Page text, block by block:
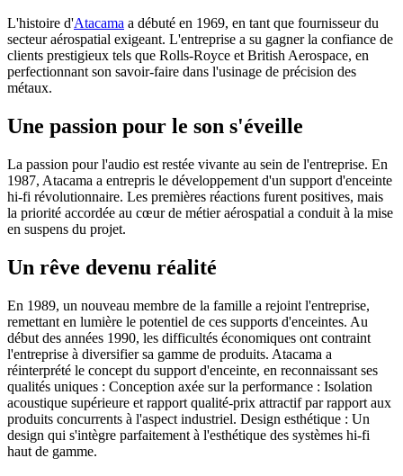
L'histoire d'Atacama a débuté en 1969, en tant que fournisseur du
secteur aérospatial exigeant. L'entreprise a su gagner la confiance de
clients prestigieux tels que Rolls-Royce et British Aerospace, en
perfectionnant son savoir-faire dans l'usinage de précision des
métaux.
Une passion pour le son s'éveille
La passion pour l'audio est restée vivante au sein de l'entreprise. En
1987, Atacama a entrepris le développement d'un support d'enceinte
hi-fi révolutionnaire. Les premières réactions furent positives, mais
la priorité accordée au cœur de métier aérospatial a conduit à la mise
en suspens du projet.
Un rêve devenu réalité
En 1989, un nouveau membre de la famille a rejoint l'entreprise,
remettant en lumière le potentiel de ces supports d'enceintes. Au
début des années 1990, les difficultés économiques ont contraint
l'entreprise à diversifier sa gamme de produits. Atacama a
réinterprété le concept du support d'enceinte, en reconnaissant ses
qualités uniques : Conception axée sur la performance : Isolation
acoustique supérieure et rapport qualité-prix attractif par rapport aux
produits concurrents à l'aspect industriel. Design esthétique : Un
design qui s'intègre parfaitement à l'esthétique des systèmes hi-fi
haut de gamme.